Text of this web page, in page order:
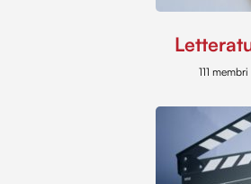
111 membri